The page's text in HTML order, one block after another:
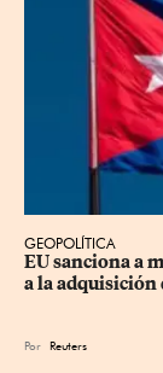
GEOPOLÍTICA
EU sanciona a
a la adquisición
Por Reuters